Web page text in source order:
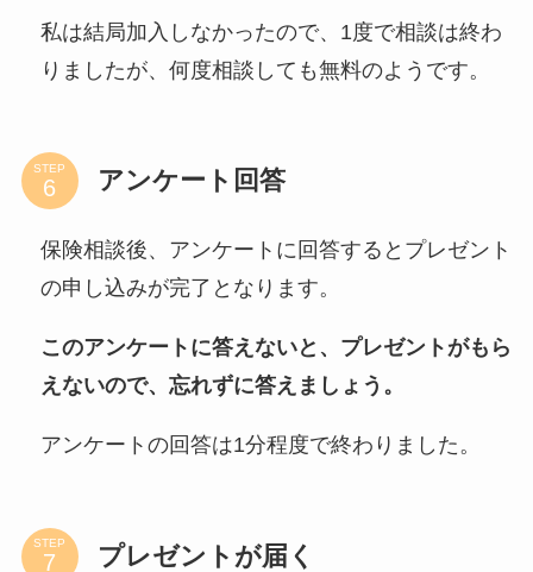
私は結局加入しなかったので、1度で相談は終わ
りましたが、何度相談しても無料のようです。
STEP アンケート回答
保険相談後、アンケートに回答するとプレゼント
の申し込みが完了となります。
このアンケートに答えないと、プレゼントがもら
えないので、忘れずに答えましょう。
アンケートの回答は1分程度で終わりました。
STEP プレゼントが届く